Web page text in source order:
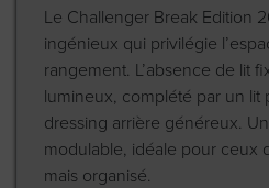
Le Challenger Break Edition
ingénieux qui privilégie
rangement. L’absence de lit
lumineux, complété par un lit
dressing arrière généreux.
modulable, idéale pour ceux
mais organisé.